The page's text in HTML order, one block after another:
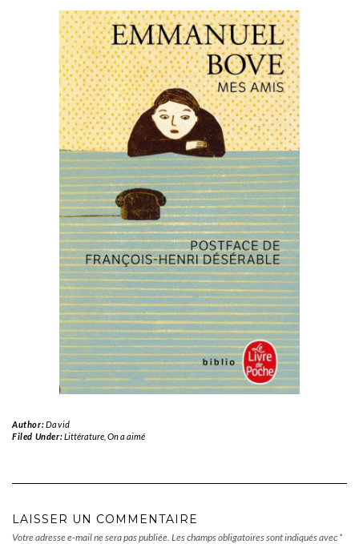
Author:David
Filed Under:Littérature, On a aimé
LAISSER UN COMMENTAIRE
Votre adresse e-mail ne sera pas publiée. Les champs obligatoires sont indiqués avec *